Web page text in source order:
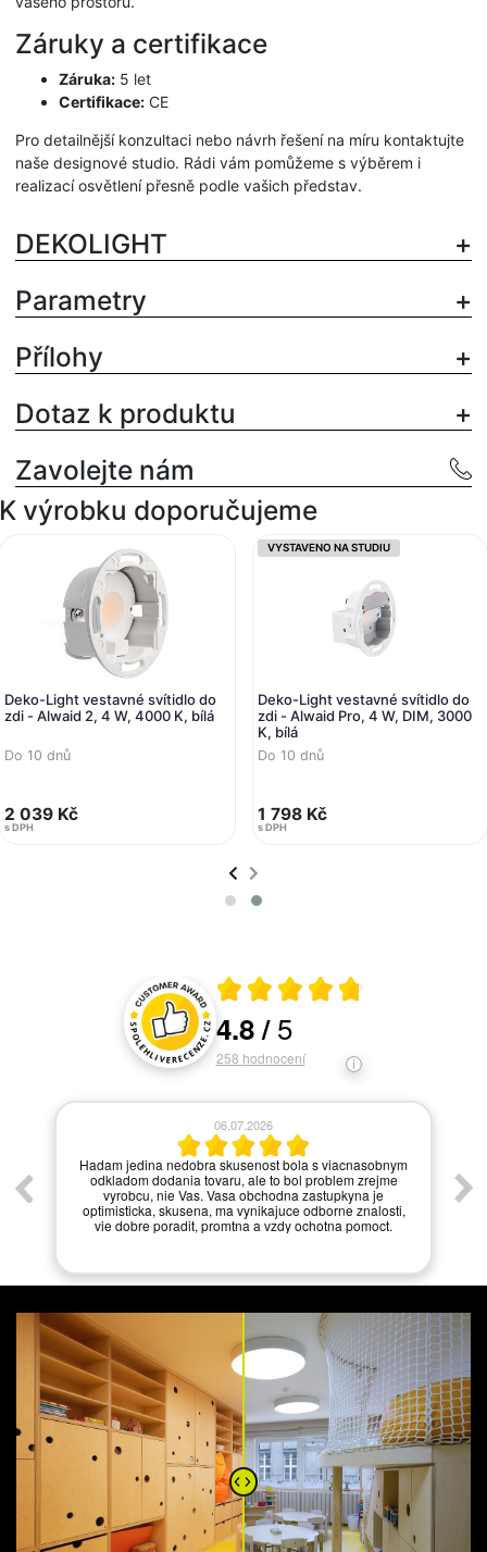
Záruky a certifikace
Záruka: 5 let
Certifikace: CE
Pro detailnější konzultaci nebo návrh řešení na míru kontaktujte
naše designové studio. Rádi vám pomůžeme s výběrem i
realizací osvětlení přesně podle vašich představ.
DEKOLIGHT
Parametry
Přílohy
Dotaz k produktu
Zavolejte nám
K výrobku doporučujeme
Deko-Light vestavné svítidlo do
zdi - Alwaid 2, 4 W, 4000 K, bílá
Do 10 dnů
2 039 Kč
s DPH
VYSTAVENO NA STUDIU
Deko-Light vestavné svítidlo do
zdi - Alwaid Pro, 4 W, DIM, 3000
K, bílá
Do 10 dnů
1 798 Kč
s DPH
Hodnocení a recenze zákazníků
Průměrné hodnocení 4.8 z 5
4.8/5
258 hodnocení
06.07.2026
Hadam jedina nedobra skusenost bola s viacnasobnym
odkladom dodania tovaru, ale to bol problem zrejme
vyrobcu, nie Vas. Vasa obchodna zastupkyna je
optimisticka, skusena, ma vynikajuce odborne znalosti,
vie dobre poradit, promtna a vzdy ochotna pomoct.